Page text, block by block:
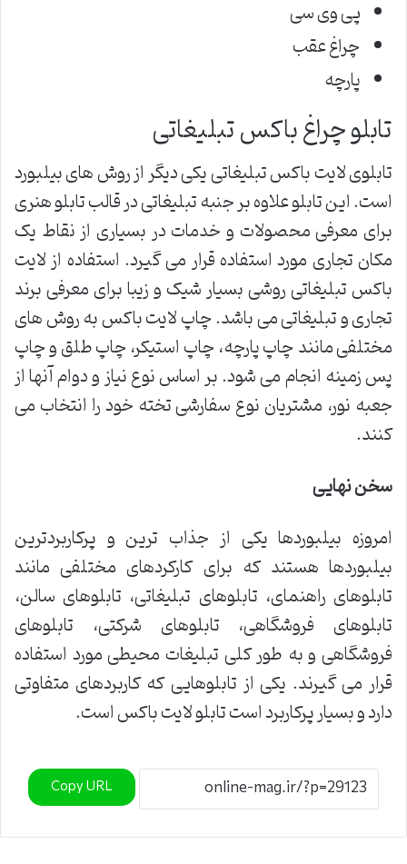
پی وی سی
چراغ عقب
پارچه
تابلو چراغ باکس تبلیغاتی
تابلوی لایت باکس تبلیغاتی یکی دیگر از روش های بیلبورد
است. این تابلو علاوه بر جنبه تبلیغاتی در قالب تابلو هنری
برای معرفی محصولات و خدمات در بسیاری از نقاط یک
مکان تجاری مورد استفاده قرار می گیرد. استفاده از لایت
باکس تبلیغاتی روشی بسیار شیک و زیبا برای معرفی برند
تجاری و تبلیغاتی می باشد. چاپ لایت باکس به روش های
مختلفی مانند چاپ پارچه، چاپ استیکر، چاپ طلق و چاپ
پس زمینه انجام می شود. بر اساس نوع نیاز و دوام آنها از
جعبه نور، مشتریان نوع سفارشی تخته خود را انتخاب می
کنند.
سخن نهایی
امروزه بیلبوردها یکی از جذاب ترین و پرکاربردترین
بیلبوردها هستند که برای کارکردهای مختلفی مانند
تابلوهای راهنمای، تابلوهای تبلیغاتی، تابلوهای سالن،
تابلوهای فروشگاهی، تابلوهای شرکتی، تابلوهای
فروشگاهی و به طور کلی تبلیغات محیطی مورد استفاده
قرار می گیرند. یکی از تابلوهایی که کاربردهای متفاوتی
دارد و بسیار پرکاربرد است تابلو لایت باکس است.
Copy URL